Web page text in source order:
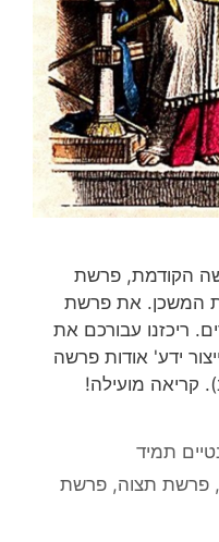
הקודמת, פרשת
המשכן. את פרשת
ריכזנו עבורכם את
ידע' אודות פרשה
קריאה מועילה!
תמיד
,פרשת תצוה,פרשת